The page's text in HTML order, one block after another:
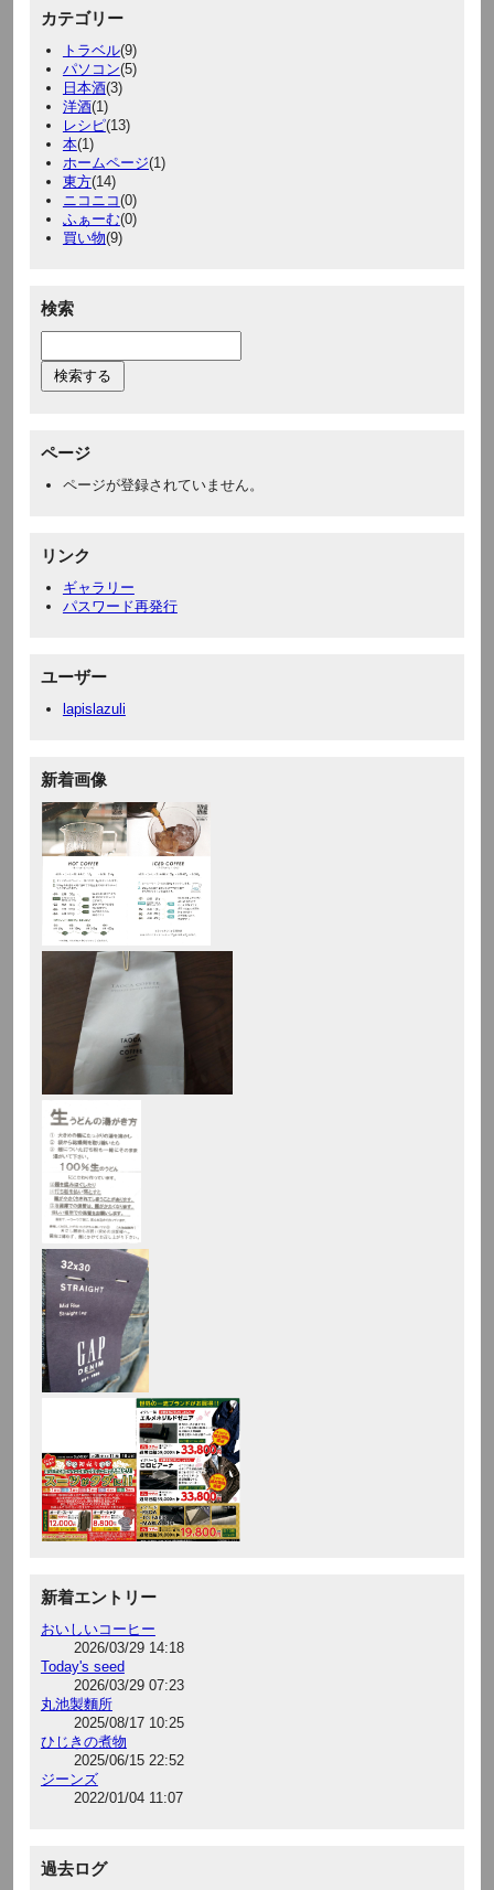
カテゴリー
トラベル(9)
パソコン(5)
日本酒(3)
洋酒(1)
レシピ(13)
本(1)
ホームページ(1)
東方(14)
ニコニコ(0)
ふぁーむ(0)
買い物(9)
検索
ページ
ページが登録されていません。
リンク
ギャラリー
パスワード再発行
ユーザー
lapislazuli
新着画像
新着エントリー
おいしいコーヒー
2026/03/29 14:18
Today's seed
2026/03/29 07:23
丸池製麵所
2025/08/17 10:25
ひじきの煮物
2025/06/15 22:52
ジーンズ
2022/01/04 11:07
過去ログ